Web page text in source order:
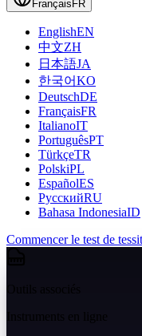
Français FR
EnglishEN
中文ZH
日本語JA
한국어KO
DeutschDE
FrançaisFR
ItalianoIT
PortuguêsPT
TürkçeTR
PolskiPL
EspañolES
РусскийRU
Bahasa IndonesiaID
Commencer le test de
Instruments en ligne